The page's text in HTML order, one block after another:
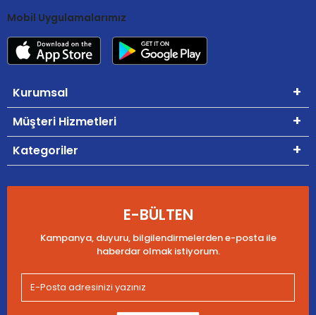
Mobil Uygulamalarımız
Kurumsal
Müşteri Hizmetleri
Kategoriler
E-BÜLTEN
Kampanya, duyuru, bilgilendirmelerden e-posta ile
haberdar olmak istiyorum.